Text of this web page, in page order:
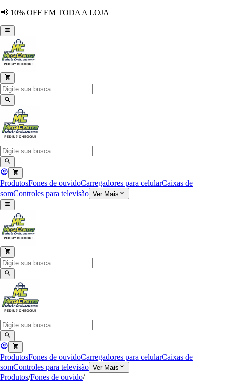
📢 10% OFF EM TODA A LOJA
ProdutosFones de ouvidoCarregadores para celularCaixas de
somControles para televisão Ver Mais
ProdutosFones de ouvidoCarregadores para celularCaixas de
somControles para televisão Ver Mais
Produtos/Fones de ouvido/